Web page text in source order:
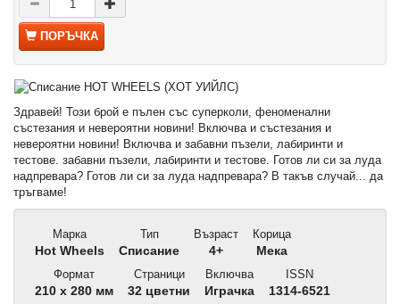
ПОРЪЧКА
Здравей! Този брой е пълен със суперколи, феноменални
състезания и невероятни новини! Включва и състезания и
невероятни новини! Включва и забавни пъзели, лабиринти и
тестове. забавни пъзели, лабиринти и тестове. Готов ли си за луда
надпревара? Готов ли си за луда надпревара? В такъв случай... да
тръгваме!
Марка
Hot Wheels
Тип
Списание
Възраст
4+
Корица
Мека
Формат
210 x 280 мм
Страници
32 цветни
Включва
Играчка
ISSN
1314-6521